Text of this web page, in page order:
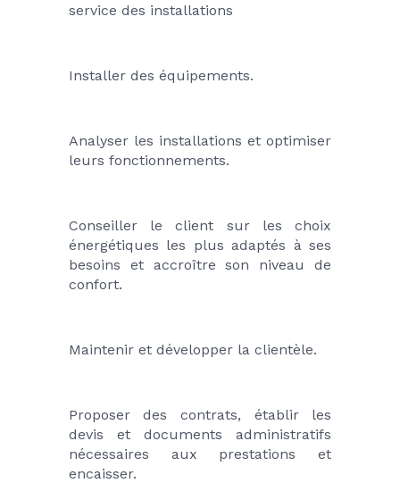
service des installations
Installer des équipements.
Analyser les installations et optimiser
leurs fonctionnements.
Conseiller le client sur les choix
énergétiques les plus adaptés à ses
besoins et accroître son niveau de
confort.
Maintenir et développer la clientèle.
Proposer des contrats, établir les
devis et documents administratifs
nécessaires aux prestations et
encaisser.